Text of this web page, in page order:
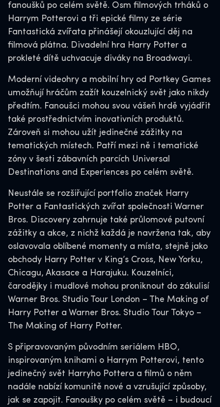
fanoušků po celém světě. Osm filmových trháků o
Harrym Potterovi a tři epické filmy ze série
Fantastická zvířata přinášejí okouzlující děj na
filmová plátna. Divadelní hra Harry Potter a
prokleté dítě uchvacuje diváky na Broadwayi.
Moderní videohry a mobilní hry od Portkey Games
umožňují hráčům zažít kouzelnický svět jako nikdy
předtím. Fanoušci mohou svou vášeň hrdě vyjádřit
také prostřednictvím inovativních produktů.
Zároveň si mohou užít jedinečné zážitky na
tematických místech. Patří mezi ně i tematické
zóny v šesti zábavních parcích Universal
Destinations and Experiences po celém světě.
Neustále se rozšiřující portfolio značek Harry
Potter a Fantastických zvířat společnosti Warner
Bros. Discovery zahrnuje také průlomové putovní
zážitky a akce, z nichž každá je navržena tak, aby
oslavovala oblíbené momenty a místa, stejně jako
obchody Harry Potter v King’s Cross, New Yorku,
Chicagu, Akasace a Harajuku. Kouzelníci,
čarodějky i mudlové mohou proniknout do zákulisí
Warner Bros. Studio Tour London – The Making of
Harry Potter a Warner Bros. Studio Tour Tokyo –
The Making of Harry Potter.
S připravovaným původním seriálem HBO,
inspirovaným knihami o Harrym Potterovi, tento
jedinečný svět Harryho Pottera a filmů o něm
nadále nabízí komunitě nové a vzrušující způsoby,
jak se zapojit. Fanoušky po celém světě – i budoucí